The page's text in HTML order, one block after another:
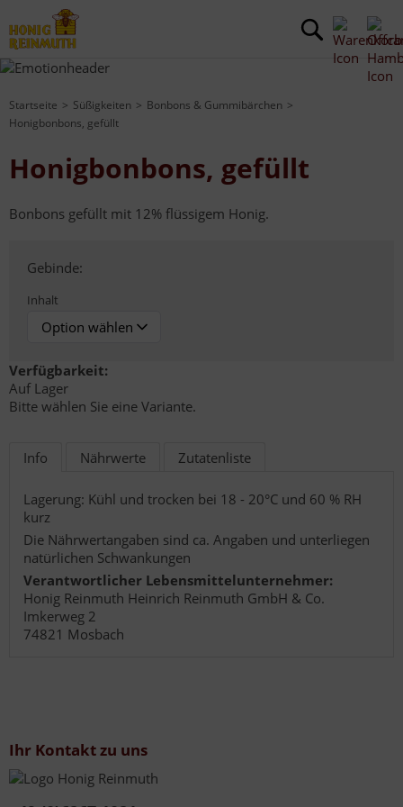
Startseite Süßigkeiten
Bonbons & Gummibärchen
Honigbonbons, gefüllt
Honigbonbons, gefüllt
Bonbons gefüllt mit 12% flüssigem Honig.
Gebinde:
Inhalt
Verfügbarkeit:
Auf Lager
Bitte wählen Sie eine Variante.
Info Nährwerte Zutatenliste
Lagerung: Kühl und trocken bei 18 - 20°C und 60 % RH
kurz
Die Nährwertangaben sind ca. Angaben und unterliegen
natürlichen Schwankungen
Verantwortlicher Lebensmittelunternehmer:
Honig Reinmuth Heinrich Reinmuth GmbH & Co.
Imkerweg 2
74821 Mosbach
Ihr Kontakt zu uns